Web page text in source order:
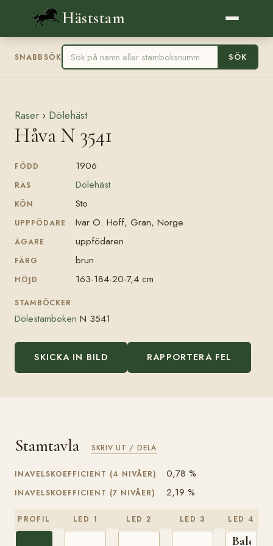
Häststam
SNABBSÖK SÖK
Raser › Dölehäst
Håva N 3541
FÖDD 1906
RAS Dölehäst
KÖN Sto
UPPFÖDARE Ivar O. Hoff, Gran, Norge
ÄGARE uppfödaren
FÄRG brun
HÖJD 163-184-20-7,4 cm
STAMBÖCKER
Dölestamboken N 3541
SKICKA IN BILD RAPPORTERA FEL
Stamtavla SKRIV UT / DELA
INAVELSKOEFFICIENT (4 NIVÅER) 0,78 %
INAVELSKOEFFICIENT (7 NIVÅER) 2,19 %
PROFIL LED 1 LED 2 LED 3 LED 4
Balder